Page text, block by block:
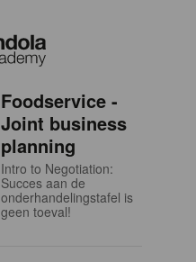
Foodservice -
Joint business
planning
Intro to Negotiation:
Succes aan de
onderhandelingstafel is
geen toeval!